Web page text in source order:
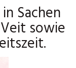
Sachen
sowie